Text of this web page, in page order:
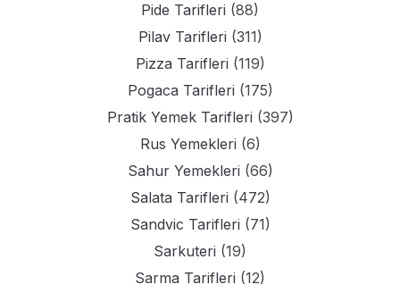
Pide Tarifleri (88)
Pilav Tarifleri (311)
Pizza Tarifleri (119)
Pogaca Tarifleri (175)
Pratik Yemek Tarifleri (397)
Rus Yemekleri (6)
Sahur Yemekleri (66)
Salata Tarifleri (472)
Sandvic Tarifleri (71)
Sarkuteri (19)
Sarma Tarifleri (12)